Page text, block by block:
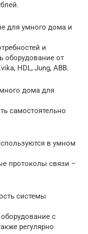
для умного дома и
и
оборудование от
HDL, Jung, ABB.
дома для
самостоятельно
в умном
протоколы связи –
системы
с
регулярно